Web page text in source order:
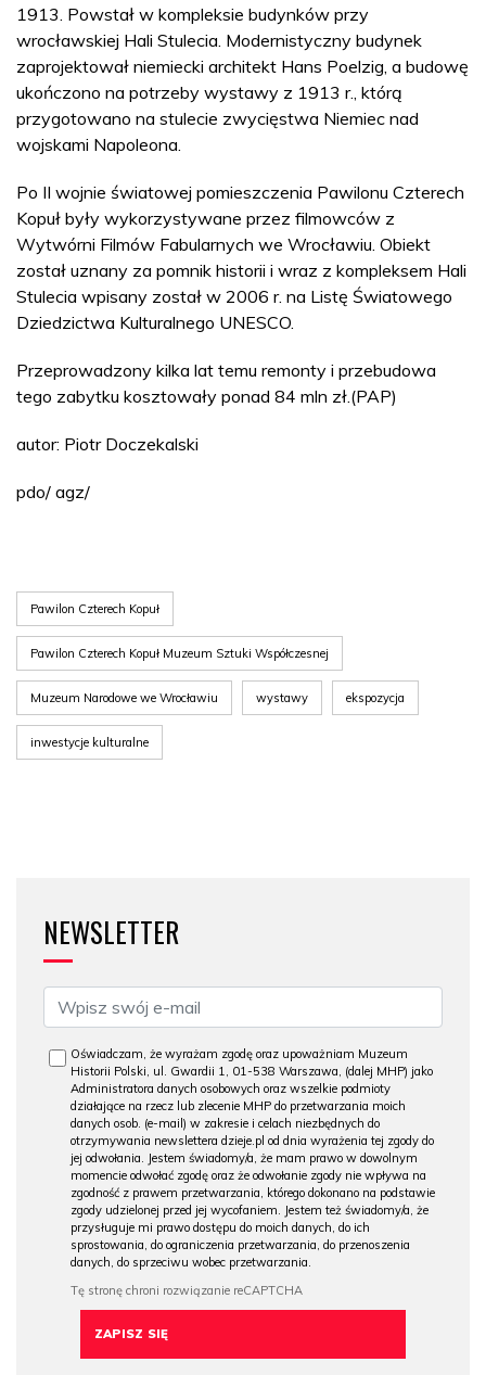
1913. Powstał w kompleksie budynków przy
wrocławskiej Hali Stulecia. Modernistyczny budynek
zaprojektował niemiecki architekt Hans Poelzig, a budowę
ukończono na potrzeby wystawy z 1913 r., którą
przygotowano na stulecie zwycięstwa Niemiec nad
wojskami Napoleona.
Po II wojnie światowej pomieszczenia Pawilonu Czterech
Kopuł były wykorzystywane przez filmowców z
Wytwórni Filmów Fabularnych we Wrocławiu. Obiekt
został uznany za pomnik historii i wraz z kompleksem Hali
Stulecia wpisany został w 2006 r. na Listę Światowego
Dziedzictwa Kulturalnego UNESCO.
Przeprowadzony kilka lat temu remonty i przebudowa
tego zabytku kosztowały ponad 84 mln zł.(PAP)
autor: Piotr Doczekalski
pdo/ agz/
Pawilon Czterech Kopuł
Pawilon Czterech Kopuł Muzeum Sztuki Współczesnej
Muzeum Narodowe we Wrocławiu wystawy ekspozycja
inwestycje kulturalne
NEWSLETTER
Oświadczam, że wyrażam zgodę oraz upoważniam Muzeum
Historii Polski, ul. Gwardii 1, 01-538 Warszawa, (dalej MHP) jako
Administratora danych osobowych oraz wszelkie podmioty
działające na rzecz lub zlecenie MHP do przetwarzania moich
danych osob. (e-mail) w zakresie i celach niezbędnych do
otrzymywania newslettera dzieje.pl od dnia wyrażenia tej zgody do
jej odwołania. Jestem świadomy/a, że mam prawo w dowolnym
momencie odwołać zgodę oraz że odwołanie zgody nie wpływa na
zgodność z prawem przetwarzania, którego dokonano na podstawie
zgody udzielonej przed jej wycofaniem. Jestem też świadomy/a, że
przysługuje mi prawo dostępu do moich danych, do ich
sprostowania, do ograniczenia przetwarzania, do przenoszenia
danych, do sprzeciwu wobec przetwarzania.